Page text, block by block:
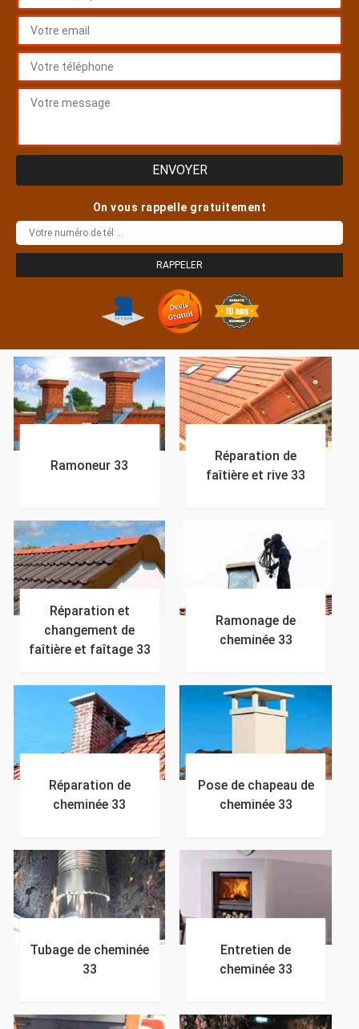
On vous rappelle gratuitement
Ramoneur 33
Réparation de
faîtière et rive 33
Réparation et
changement de
faîtière et faîtage 33
Ramonage de
cheminée 33
Réparation de
cheminée 33
Pose de chapeau de
cheminée 33
Tubage de cheminée
33
Entretien de
cheminée 33